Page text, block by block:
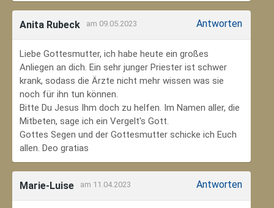
Anita Rubeck am 09.05.2023 Antworten
Liebe Gottesmutter, ich habe heute ein großes
Anliegen an dich. Ein sehr junger Priester ist schwer
krank, sodass die Ärzte nicht mehr wissen was sie
noch für ihn tun können.
Bitte Du Jesus Ihm doch zu helfen. Im Namen aller, die
Mitbeten, sage ich ein Vergelt's Gott.
Gottes Segen und der Gottesmutter schicke ich Euch
allen. Deo gratias
Marie-Luise am 11.04.2023 Antworten